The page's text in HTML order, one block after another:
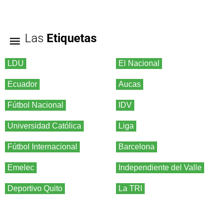
Las Etiquetas
LDU El Nacional
Ecuador Aucas
Fútbol Nacional IDV
Universidad Católica Liga
Fútbol Internacional Barcelona
Emelec Independiente del Valle
Deportivo Quito La TRI